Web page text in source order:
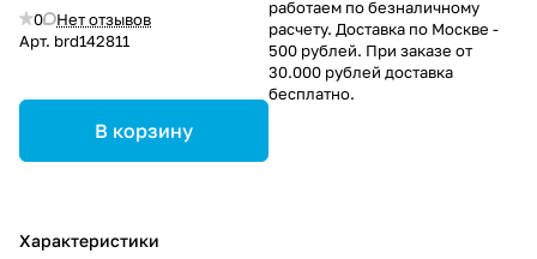
0
Нет отзывов
Арт. brd142811
В корзину
Характеристики
работаем по безналичному
расчету. Доставка по Москве -
500 рублей. При заказе от
30.000 рублей доставка
бесплатно.